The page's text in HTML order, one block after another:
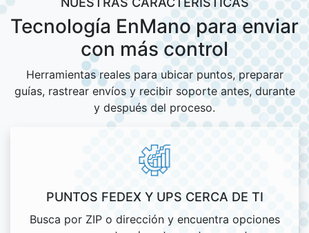
Tecnología EnMano para enviar
con más control
Herramientas reales para ubicar puntos, preparar
guías, rastrear envíos y recibir soporte antes, durante
y después del proceso.
PUNTOS FEDEX Y UPS CERCA DE TI
Busca por ZIP o dirección y encuentra opciones